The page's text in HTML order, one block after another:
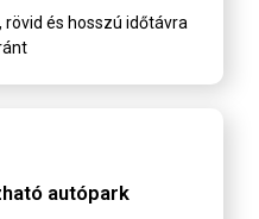
és hosszú időtávra
autópark